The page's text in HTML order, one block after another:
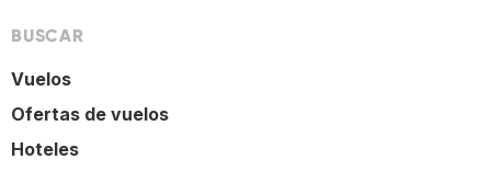
BUSCAR
Vuelos
Ofertas de vuelos
Hoteles